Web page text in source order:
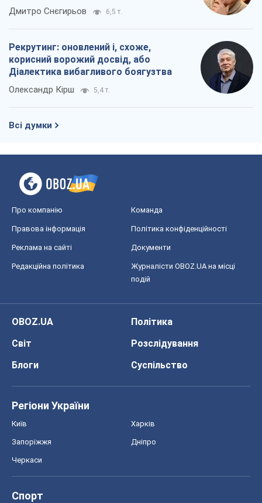
окупантів
Дмитро Снєгирьов 6,5 т.
Рекрутинг: оновлений і, схоже,
корисний ворожий досвід, або
Діалектика вибагливого боягузтва
Олександр Кірш 5,4 т.
Всі думки
Про компанію Команда
Правова інформація Політика конфіденційності
Реклама на сайті Документи
Редакційна політика
Журналісти OBOZ.UA на місці
подій
OBOZ.UA
Політика
Світ
Розслідування
Блоги
Суспільство
Регіони України
Київ Харків
Запоріжжя Дніпро
Черкаси
Спорт